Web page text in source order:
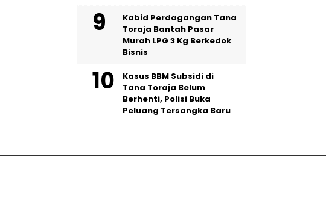
Kabid Perdagangan Tana
Toraja Bantah Pasar
Murah LPG 3 Kg Berkedok
Bisnis
Kasus BBM Subsidi di
Tana Toraja Belum
Berhenti, Polisi Buka
Peluang Tersangka Baru